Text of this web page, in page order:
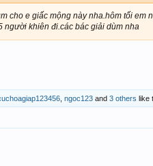
cho e giấc mộng này nha.hôm tối
người khiên đi.các bác giải dùm nha
ngoc123 and 3 others like